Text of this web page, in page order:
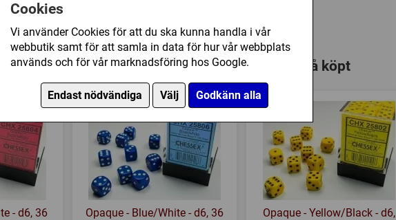
Cookies
Vi använder Cookies för att du ska kunna handla i vår
webbutik samt för att samla in data för hur vår webbplats
används och för vår marknadsföring hos Google.
Endast nödvändiga Välj Godkänn alla
White - d6, 36 st (12 mm, prickar) har också köpt
- d6, 36 Opaque - Blue/White - d6, 36 Opaque - Yellow/Black - d6,